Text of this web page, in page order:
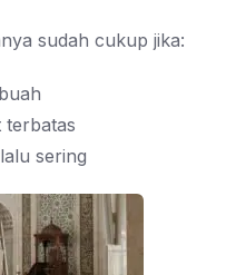
sudah cukup jika:
terbatas
sering